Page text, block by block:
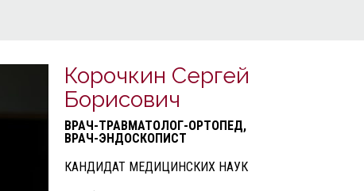
Корочкин Сергей
Борисович
ВРАЧ-ТРАВМАТОЛОГ-ОРТОПЕД,
ВРАЧ-ЭНДОСКОПИСТ
КАНДИДАТ МЕДИЦИНСКИХ НАУК